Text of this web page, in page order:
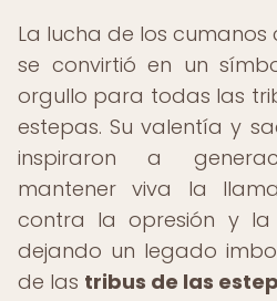
La lucha de los
se convirtió en un
orgullo para todas las
estepas. Su valentía y
inspiraron a
mantener viva la
contra la opresión y la
dejando un legado
de las tribus de las